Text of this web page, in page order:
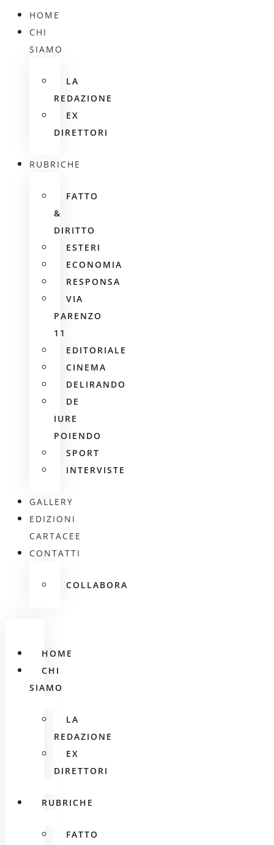
HOME
CHI
SIAMO
LA
REDAZIONE
EX
DIRETTORI
RUBRICHE
FATTO
&
DIRITTO
ESTERI
ECONOMIA
RESPONSA
VIA
PARENZO
11
EDITORIALE
CINEMA
DELIRANDO
DE
IURE
POIENDO
SPORT
INTERVISTE
GALLERY
EDIZIONI
CARTACEE
CONTATTI
COLLABORA
HOME
CHI
SIAMO
LA
REDAZIONE
EX
DIRETTORI
RUBRICHE
FATTO